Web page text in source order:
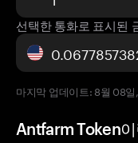
선택한 통화로 표시된
마지막 업데이트: 8월 08
Antfarm Token이